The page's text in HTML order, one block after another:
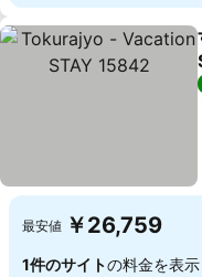
最安値 ￥26,759
1件のサイトの料金を表示